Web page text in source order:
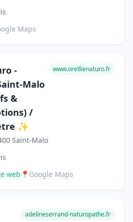
Maps
-
Malo
&
/
✨
Saint-Malo
www.oretlienaturo.fr
web 📍 Google Maps
adelineserrand-naturopathe.fr